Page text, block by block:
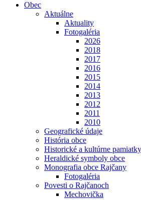
Obec
Aktuálne
Aktuality
Fotogaléria
2026
2018
2017
2016
2015
2014
2013
2012
2011
2010
Geografické údaje
História obce
Historické a kultúrne pamiatky
Heraldické symboly obce
Monografia obce Rajčany
Fotogaléria
Povesti o Rajčanoch
Mechovička